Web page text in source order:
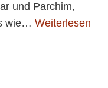
und Parchim,
wie… Weiterlesen